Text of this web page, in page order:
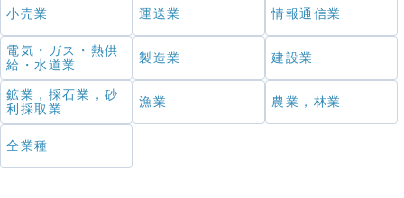
小売業 運送業 情報通信業
電気・ガス・熱供
給・水道業
製造業 建設業
鉱業，採石業，砂
利採取業
漁業 農業，林業
全業種